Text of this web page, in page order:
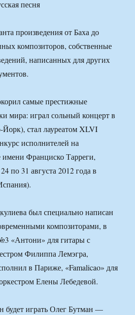
произведения от Баха до
композиторов, собственные
написанных для других
самые престижные
мира: играл сольный концерт в
стал лауреатом XLVI
исполнителей на
имени Франциско Тарреги,
по 31 августа 2012 года в
был специально написан
композиторами, в
«Антони» для гитары с
Филиппа Лемэгра,
в Париже, «Famalicao» для
Елены Лебедевой.
будет играть Олег Бутман —